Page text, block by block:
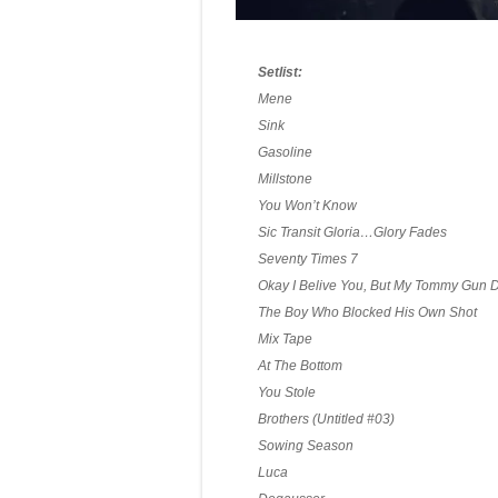
Setlist:
Mene
Sink
Gasoline
Millstone
You Won’t Know
Sic Transit Gloria…Glory Fades
Seventy Times 7
Okay I Belive You, But My Tommy Gun
The Boy Who Blocked His Own Shot
Mix Tape
At The Bottom
You Stole
Brothers (Untitled #03)
Sowing Season
Luca